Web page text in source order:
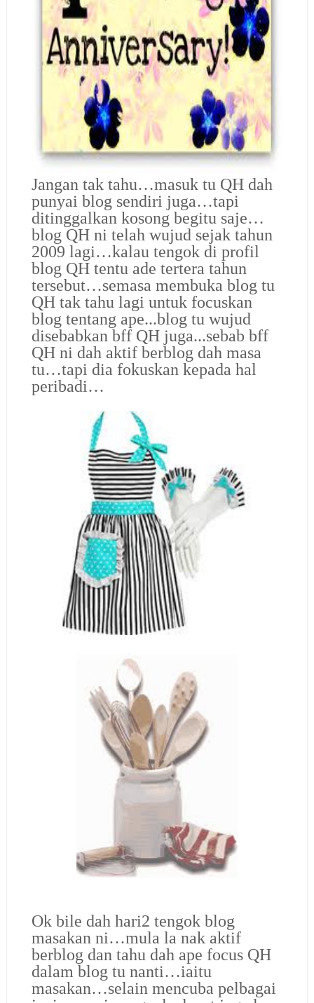
Jangan tak tahu…masuk tu QH dah
punyai blog sendiri juga…tapi
ditinggalkan kosong begitu saje…
blog QH ni telah wujud sejak tahun
2009 lagi…kalau tengok di profil
blog QH tentu ade tertera tahun
tersebut…semasa membuka blog tu
QH tak tahu lagi untuk focuskan
blog tentang ape...blog tu wujud
disebabkan bff QH juga...sebab bff
QH ni dah aktif berblog dah masa
tu…tapi dia fokuskan kepada hal
peribadi…
Ok bile dah hari2 tengok blog
masakan ni…mula la nak aktif
berblog dan tahu dah ape focus QH
dalam blog tu nanti…iaitu
masakan…selain mencuba pelbagai